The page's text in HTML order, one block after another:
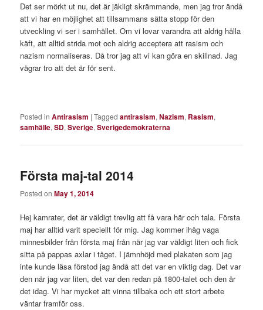
Det ser mörkt ut nu, det är jäkligt skrämmande, men jag tror ändå
att vi har en möjlighet att tillsammans sätta stopp för den
utveckling vi ser i samhället. Om vi lovar varandra att aldrig hålla
käft, att alltid strida mot och aldrig acceptera att rasism och
nazism normaliseras. Då tror jag att vi kan göra en skillnad. Jag
vägrar tro att det är för sent.
Posted in Antirasism |Tagged antirasism,Nazism, Rasism,
samhälle,SD,Sverige,Sverigedemokraterna
Första maj-tal 2014
Posted onMay 1, 2014
Hej kamrater, det är väldigt trevlig att få vara här och tala. Första
maj har alltid varit speciellt för mig. Jag kommer ihåg vaga
minnesbilder från första maj från när jag var väldigt liten och fick
sitta på pappas axlar i tåget. I jämnhöjd med plakaten som jag
inte kunde läsa förstod jag ändå att det var en viktig dag. Det var
den när jag var liten, det var den redan på 1800-talet och den är
det idag. Vi har mycket att vinna tillbaka och ett stort arbete
väntar framför oss.